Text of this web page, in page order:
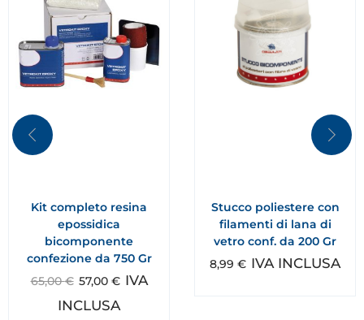
Kit completo resina
epossidica
bicomponente
confezione da 750 Gr
65,00€ 57,00 € IVA
INCLUSA
Stucco poliestere con
filamenti di lana di
vetro conf. da 200 Gr
8,99 € IVA INCLUSA